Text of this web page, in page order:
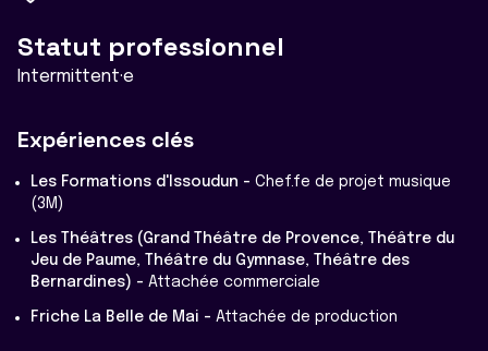
Statut professionnel
Intermittent·e
Expériences clés
Les Formations d'Issoudun - Chef.fe de projet musique
(3M)
Les Théâtres (Grand Théâtre de Provence, Théâtre du
Jeu de Paume, Théâtre du Gymnase, Théâtre des
Bernardines) - Attachée commerciale
Friche La Belle de Mai - Attachée de production